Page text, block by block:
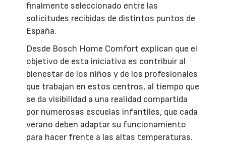
finalmente seleccionado entre las
solicitudes recibidas de distintos puntos de
España.
Desde Bosch Home Comfort explican que el
objetivo de esta iniciativa es contribuir al
bienestar de los niños y de los profesionales
que trabajan en estos centros, al tiempo que
se da visibilidad a una realidad compartida
por numerosas escuelas infantiles, que cada
verano deben adaptar su funcionamiento
para hacer frente a las altas temperaturas.